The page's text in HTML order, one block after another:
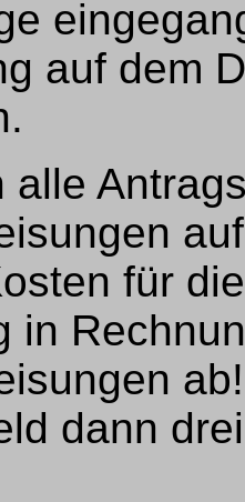
auf dem
alle
für
in
dann